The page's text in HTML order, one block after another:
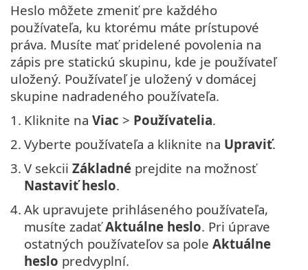
Heslo môžete zmeniť pre každého
používateľa, ku ktorému máte prístupové
práva. Musíte mať pridelené povolenia na
zápis pre statickú skupinu, kde je používateľ
uložený. Používateľ je uložený v domácej
skupine nadradeného používateľa.
1. Kliknite na Viac > Používatelia.
2. Vyberte používateľa a kliknite na Upraviť.
3. V sekcii Základné prejdite na možnosť
Nastaviť heslo.
4. Ak upravujete prihláseného používateľa,
musíte zadaťAktuálne heslo. Pri úprave
ostatných používateľov sa pole Aktuálne
heslo predvyplní.